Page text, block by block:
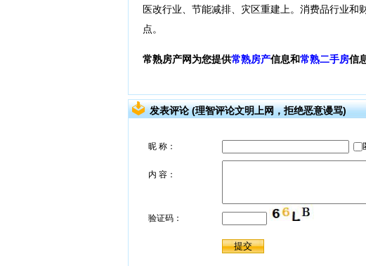
医改行业、节能减排、灾区重建上。消费品行业
点。
常熟房产网为您提供常熟房产信息和常熟二手房信
发表评论 (理智评论文明上网，拒绝恶意谩骂)